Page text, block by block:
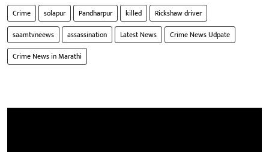
Crime solapur Pandharpur killed
Rickshaw driver
saamtvneews
assassination Latest News
Crime News Udpate
Crime News in Marathi